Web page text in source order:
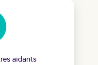
aidants